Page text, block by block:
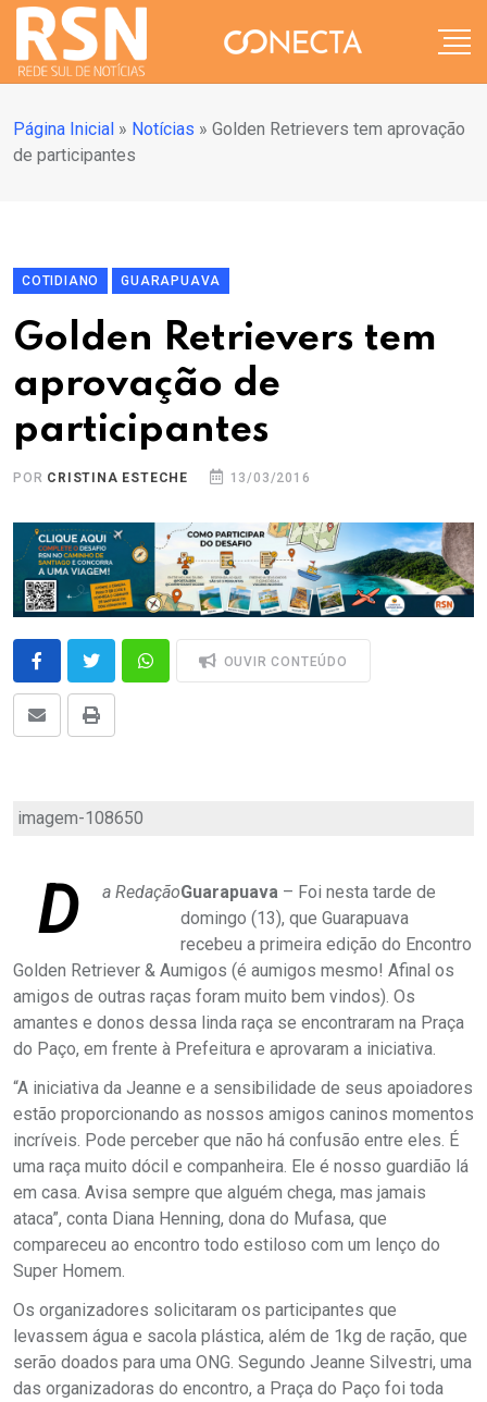
Página Inicial » Notícias » Golden Retrievers tem aprovação
de participantes
COTIDIANO GUARAPUAVA
Golden Retrievers tem
aprovação de
participantes
POR CRISTINA ESTECHE 13/03/2016
OUVIR CONTEÚDO
imagem-108650
D a RedaçãoGuarapuava – Foi nesta tarde de
domingo (13), que Guarapuava
recebeu a primeira edição do Encontro
Golden Retriever & Aumigos (é aumigos mesmo! Afinal os
amigos de outras raças foram muito bem vindos). Os
amantes e donos dessa linda raça se encontraram na Praça
do Paço, em frente à Prefeitura e aprovaram a iniciativa.
“A iniciativa da Jeanne e a sensibilidade de seus apoiadores
estão proporcionando as nossos amigos caninos momentos
incríveis. Pode perceber que não há confusão entre eles. É
uma raça muito dócil e companheira. Ele é nosso guardião lá
em casa. Avisa sempre que alguém chega, mas jamais
ataca”, conta Diana Henning, dona do Mufasa, que
compareceu ao encontro todo estiloso com um lenço do
Super Homem.
Os organizadores solicitaram os participantes que
levassem água e sacola plástica, além de 1kg de ração, que
serão doados para uma ONG. Segundo Jeanne Silvestri, uma
das organizadoras do encontro, a Praça do Paço foi toda